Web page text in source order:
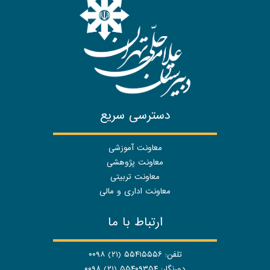
دسترسی سریع
معاونت آموزشی
معاونت پژوهشی
معاونت تربیتی
معاونت اداری و مالی
ارتباط با ما
تلفن: ۵۵۴۱۵۵۵۶ (۲۱) ۰۰۹۸